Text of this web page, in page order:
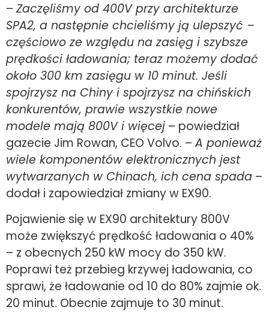
– Zaczęliśmy od 400V przy architekturze
SPA2, a następnie chcieliśmy ją ulepszyć –
częściowo ze względu na zasięg i szybsze
prędkości ładowania; teraz możemy dodać
około 300 km zasięgu w 10 minut. Jeśli
spojrzysz na Chiny i spojrzysz na chińskich
konkurentów, prawie wszystkie nowe
modele mają 800V i więcej – powiedział
gazecie Jim Rowan, CEO Volvo. –A ponieważ
wiele komponentów elektronicznych jest
wytwarzanych w Chinach, ich cena spada –
dodał i zapowiedział zmiany w EX90.
Pojawienie się w EX90 architektury 800V
może zwiększyć prędkość ładowania o 40%
– z obecnych 250 kW mocy do 350 kW.
Poprawi też przebieg krzywej ładowania, co
sprawi, że ładowanie od 10 do 80% zajmie ok.
20 minut. Obecnie zajmuje to 30 minut.